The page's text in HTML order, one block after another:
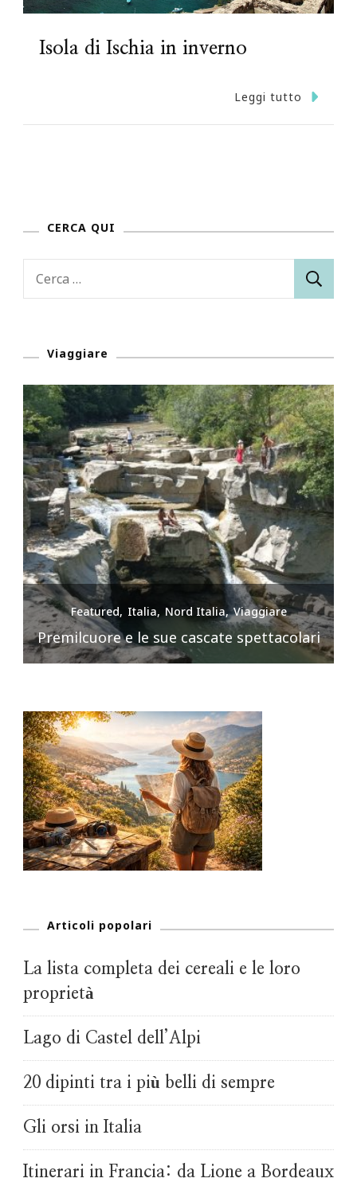
Isola di Ischia in inverno
Leggi tutto
CERCA QUI
Ricerca
Viaggiare
Featured Italia Nord Italia Viaggiare
Premilcuore e le sue cascate spettacolari
Articoli popolari
La lista completa dei cereali e le loro
proprietà
Lago di Castel dell’Alpi
20 dipinti tra i più belli di sempre
Gli orsi in Italia
Itinerari in Francia: da Lione a Bordeaux